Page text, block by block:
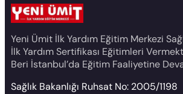
Yeni Ümit İlk Yardım Eğitim Merkezi
İlk Yardım Sertifikası Eğitimleri
Beri İstanbul’da Eğitim Faaliyetine
Sağlık Bakanlığı Ruhsat No: 2005/1198